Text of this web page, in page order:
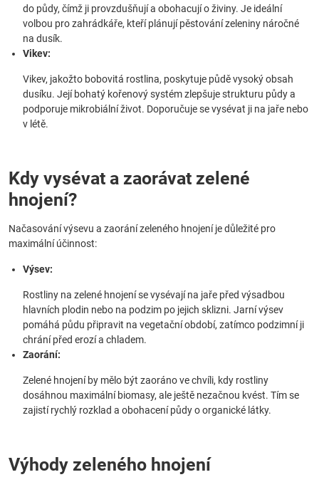
do půdy, čímž ji provzdušňují a obohacují o živiny. Je ideální
volbou pro zahrádkáře, kteří plánují pěstování zeleniny náročné
na dusík.
Vikev:
Vikev, jakožto bobovitá rostlina, poskytuje půdě vysoký obsah
dusíku. Její bohatý kořenový systém zlepšuje strukturu půdy a
podporuje mikrobiální život. Doporučuje se vysévat ji na jaře nebo
v létě.
Kdy vysévat a zaorávat zelené
hnojení?
Načasování výsevu a zaorání zeleného hnojení je důležité pro
maximální účinnost:
Výsev:
Rostliny na zelené hnojení se vysévají na jaře před výsadbou
hlavních plodin nebo na podzim po jejich sklizni. Jarní výsev
pomáhá půdu připravit na vegetační období, zatímco podzimní ji
chrání před erozí a chladem.
Zaorání:
Zelené hnojení by mělo být zaoráno ve chvíli, kdy rostliny
dosáhnou maximální biomasy, ale ještě nezačnou kvést. Tím se
zajistí rychlý rozklad a obohacení půdy o organické látky.
Výhody zeleného hnojení